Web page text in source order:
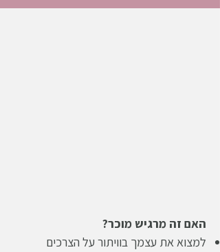
האם זה מרגיש מוכר?
למצוא את עצמך בוויתור על הצרכים